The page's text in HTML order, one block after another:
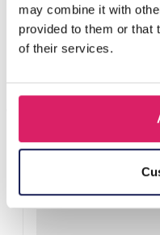
may combine it with
provided to them or that
of their services.